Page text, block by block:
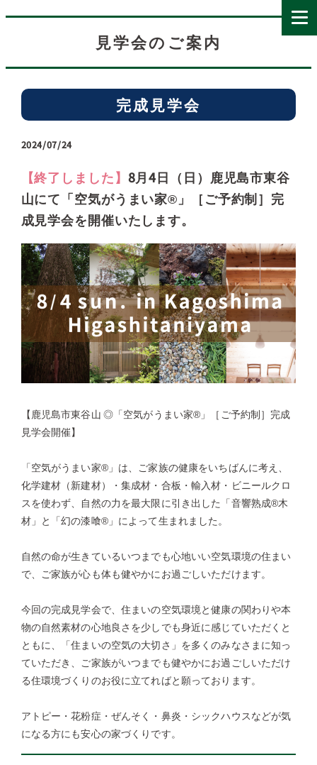
見学会のご案内
完成見学会
2024/07/24
【終了しました】 8月4日（日）鹿児島市東谷
山にて「空気がうまい家®」［ご予約制］完
成見学会を開催いたします。
【鹿児島市東谷山 ◎「空気がうまい家®」［ご予約制］完成
見学会開催】
「空気がうまい家®」は、ご家族の健康をいちばんに考え、
化学建材（新建材）・集成材・合板・輸入材・ビニールクロ
スを使わず、自然の力を最大限に引き出した「音響熟成®木
材」と「幻の漆喰®」によって生まれました。
自然の命が生きているいつまでも心地いい空気環境の住まい
で、ご家族が心も体も健やかにお過ごしいただけます。
今回の完成見学会で、住まいの空気環境と健康の関わりや本
物の自然素材の心地良さを少しでも身近に感じていただくと
ともに、「住まいの空気の大切さ」を多くのみなさまに知っ
ていただき、ご家族がいつまでも健やかにお過ごしいただけ
る住環境づくりのお役に立てればと願っております。
アトピー・花粉症・ぜんそく・鼻炎・シックハウスなどが気
になる方にも安心の家づくりです。